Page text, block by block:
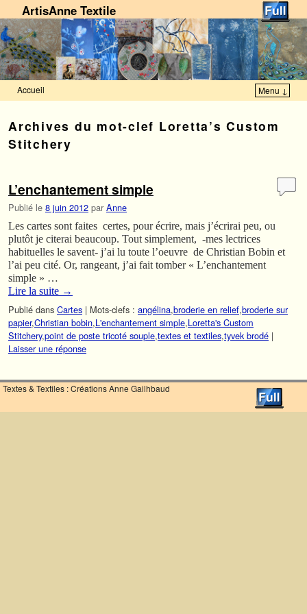
ArtisAnne Textile
Accueil Menu ↓
Archives du mot-clef Loretta’s Custom
Stitchery
L’enchantement simple
Publié le 8 juin 2012 par Anne
Les cartes sont faites certes, pour écrire, mais j’écrirai peu, ou
plutôt je citerai beaucoup. Tout simplement, -mes lectrices
habituelles le savent- j’ai lu toute l’oeuvre de Christian Bobin et
l’ai peu cité. Or, rangeant, j’ai fait tomber « L’enchantement
simple » …
Lire la suite →
Publié dans Cartes | Mots-clefs : angélina,broderie en relief,broderie sur
papier,Christian bobin,L'enchantement simple,Loretta's Custom
Stitchery,point de poste tricoté souple,textes et textiles,tyvek brodé |
Laisser une réponse
Textes & Textiles : Créations Anne Gailhbaud